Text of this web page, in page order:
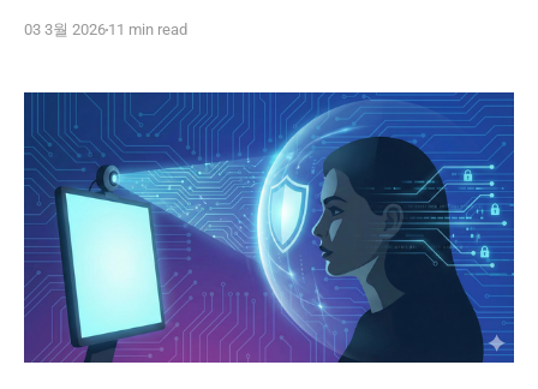
는 로그인 이후의 보안 공백을 줄이기 위해 계정이 아닌 ‘사
만드는 접근 방식입니다. 현실적으로 이런 질문이 남습니
다. * 그래도 한 번은 뚫릴 수 있다.
03 3월 2026 11 min read